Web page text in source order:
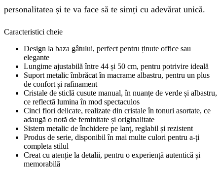
personalitatea și te va face să te simți cu adevărat unică.
Caracteristici cheie
Design la baza gâtului, perfect pentru ținute office sau
elegante
Lungime ajustabilă între 44 și 50 cm, pentru potrivire ideală
Suport metalic îmbrăcat în macrame albastru, pentru un plus
de confort și rafinament
Cristale de sticlă cusute manual, în nuanțe de verde și albastru,
ce reflectă lumina în mod spectaculos
Cinci flori delicate, realizate din cristale în tonuri asortate, ce
adaugă o notă de feminitate și originalitate
Sistem metalic de închidere pe lanț, reglabil și rezistent
Produs de serie, disponibil în mai multe culori pentru a-ți
completa stilul
Creat cu atenție la detalii, pentru o experiență autentică și
memorabilă